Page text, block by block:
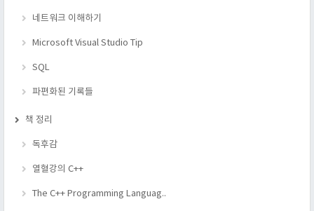
네트워크 이해하기
Microsoft Visual Studio Tip
SQL
파편화된 기록들
책 정리
독후감
열혈강의 C++
The C++ Programming Languag..